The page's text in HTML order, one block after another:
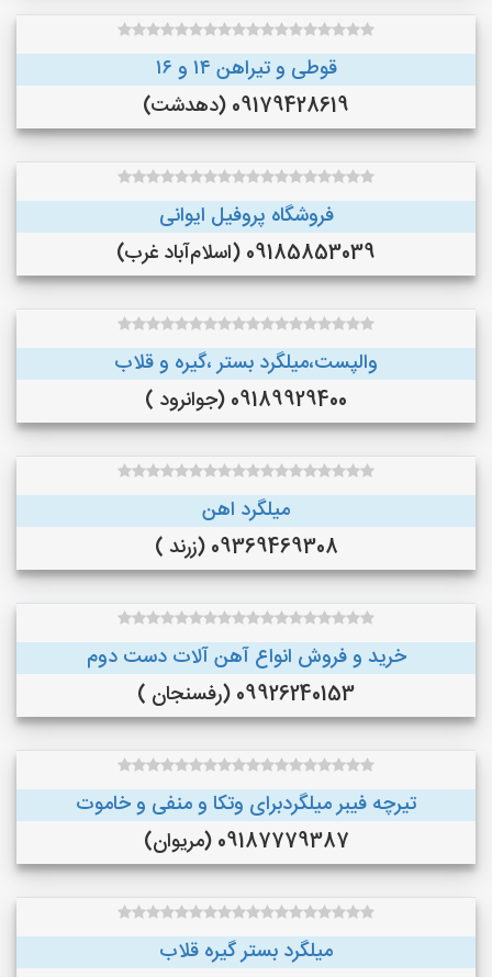
قوطی و تیراهن ۱۴ و ۱۶
09179428619 (دهدشت)
فروشگاه پروفیل ایوانی
09185853039 (اسلام‌آباد غرب)
والپست،میلگرد بستر ،گیره و قلاب
09189929400 (جوانرود )
میلگرد اهن
09369469308 (زرند )
خرید و فروش انواع آهن آلات دست دوم
09926240153 (رفسنجان )
تیرچه فیبر میلگردبرای وتکا و منفی و خاموت
09187779387 (مریوان)
میلگرد بستر گیره قلاب